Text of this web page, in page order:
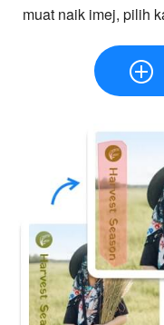
muat naik imej, pilih